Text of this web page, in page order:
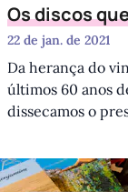
Os discos
22 de jan. de 2021
Da herança do
últimos 60 anos
dissecamos o